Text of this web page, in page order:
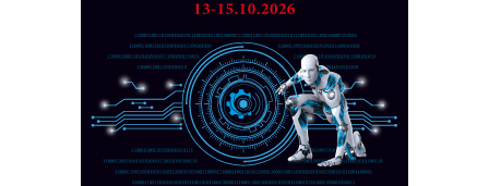
Marcom-plast d.o.o.- vaš pouzdan
partner
CTO - Prilagodite svoju toplinsku
obradu!
Razvoj asortimanskog pravca MINI-
PLC AKYTEC
AUKOM: Svetski standard metrologije